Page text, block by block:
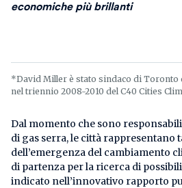
economiche più brillanti
*David Miller è stato sindaco di Toronto
nel triennio 2008-2010 del C40 Cities
Dal momento che sono
di gas serra, le città rappresentano
dell’emergenza del cambiamento
di partenza per la ricerca di
indicato nell’innovativo rapporto